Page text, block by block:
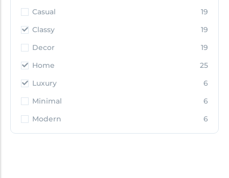
Casual
19
Classy
19
Decor
19
Home
25
Luxury
6
Minimal
6
Modern
6